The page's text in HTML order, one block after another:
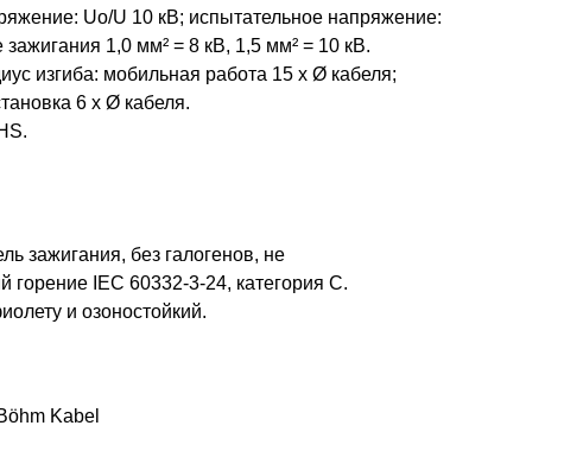
Uo/U 10 кВ; испытательное напряжение:
1,0 мм² = 8 кВ, 1,5 мм² = 10 кВ.
изгиба: мобильная работа 15 x Ø кабеля;
6 x Ø кабеля.
зажигания, без галогенов, не
горение IEC 60332-3-24, категория C.
и озоностойкий.
Kabel